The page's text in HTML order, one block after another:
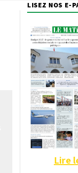
Morocco Today Forum
Bookclub
LISEZ NOS E-
Lire